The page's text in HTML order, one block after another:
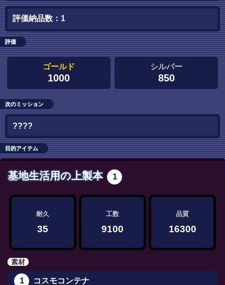
評価納品数：1
評価
ゴールド
1000
シルバー
850
次のミッション
????
目的アイテム
基地生活用の上製本 1
耐久
35
工数
9100
品質
16300
素材
1 コスモコンテナ